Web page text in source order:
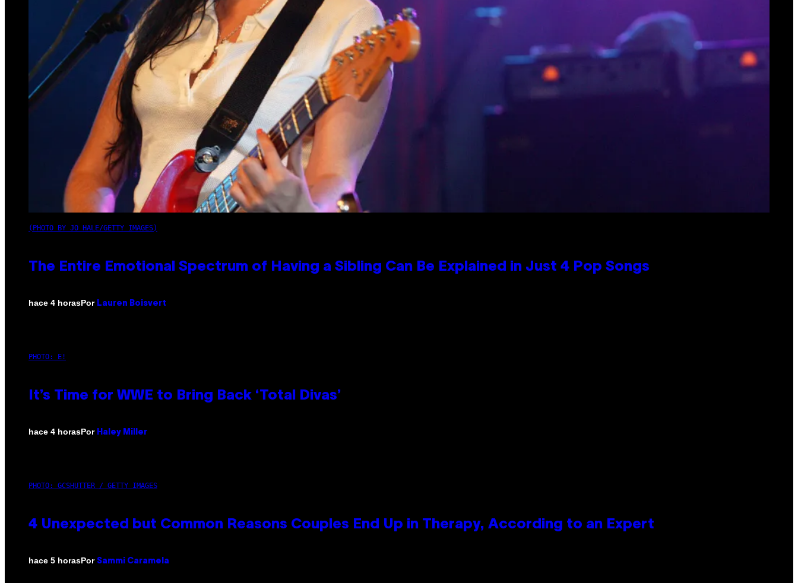
(PHOTO BY JO HALE/GETTY IMAGES)
The Entire Emotional Spectrum of Having a Sibling Can Be Explained in Just 4 Pop Songs
hace 4 horasPor Lauren Boisvert
PHOTO: E!
It’s Time for WWE to Bring Back ‘Total Divas’
hace 4 horasPor Haley Miller
PHOTO: GCSHUTTER / GETTY IMAGES
4 Unexpected but Common Reasons Couples End Up in Therapy, According to an Expert
hace 5 horasPor Sammi Caramela